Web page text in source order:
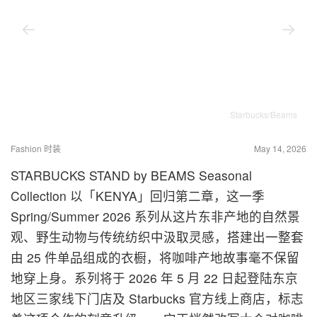
Starbucks/Beams
Fashion 时装 May 14, 2026
STARBUCKS STAND by BEAMS Seasonal
Collection 以「KENYA」回归第二章，这一季
Spring/Summer 2026 系列从这片东非产地的自然景
观、野生动物与传统纺织中汲取灵感，搭建出一整套
由 25 件单品组成的衣橱，将咖啡产地故事毫不保留
地穿上身。系列将于 2026 年 5 月 22 日起登陆东京
地区三家线下门店及 Starbucks 官方线上商店，标志